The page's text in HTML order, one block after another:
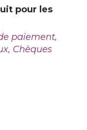
pour les
paiement,
Chèques